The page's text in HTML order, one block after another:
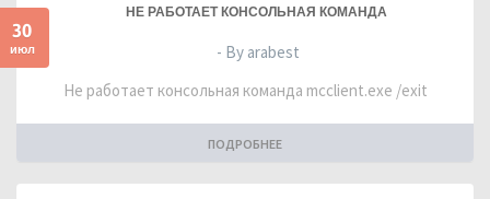
30
июл
НЕ РАБОТАЕТ КОНСОЛЬНАЯ КОМАНДА
- By arabest
Не работает консольная команда mcclient.exe /exit
ПОДРОБНЕЕ